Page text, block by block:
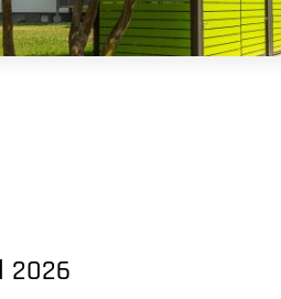
2026